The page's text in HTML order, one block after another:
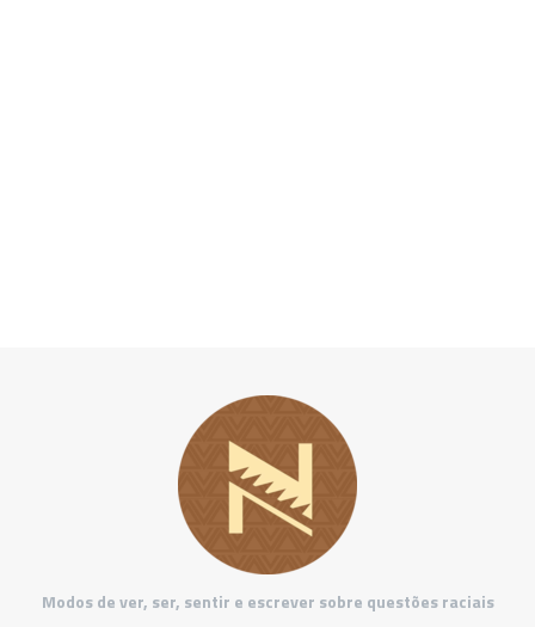
Modos de ver, ser, sentir e escrever sobre questões raciais